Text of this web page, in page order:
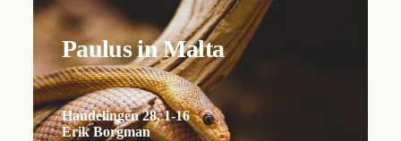
Paulus in Malta
Handelingen 28, 1-16
Erik Borgman